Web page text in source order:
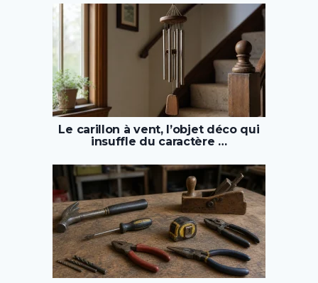
Le carillon à vent, l’objet déco qui
insuffle du caractère …